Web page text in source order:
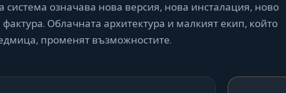
система означава нова версия, нова инсталация, ново
Облачната архитектура и малкият екип, който
променят възможностите.